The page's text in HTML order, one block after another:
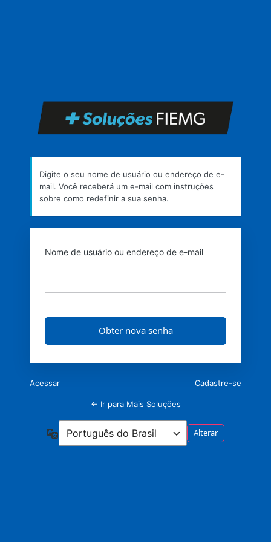
Digite o seu nome de usuário ou endereço de e-
mail. Você receberá um e-mail com instruções
sobre como redefinir a sua senha.
Nome de usuário ou endereço de e-mail
Acessar Cadastre-se
← Ir para Mais Soluções
Idioma